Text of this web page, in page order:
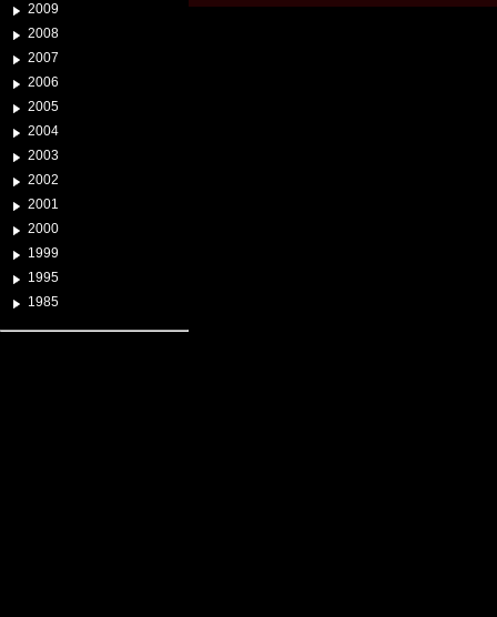
2009
2008
2007
2006
2005
2004
2003
2002
2001
2000
1999
1995
1985